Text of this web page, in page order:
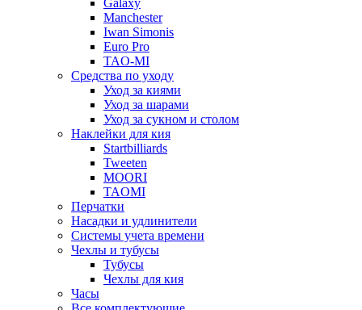
Galaxy
Manchester
Iwan Simonis
Euro Pro
TAO-MI
Средства по уходу
Уход за киями
Уход за шарами
Уход за сукном и столом
Наклейки для кия
Startbilliards
Tweeten
MOORI
TAOMI
Перчатки
Насадки и удлинители
Системы учета времени
Чехлы и тубусы
Тубусы
Чехлы для кия
Часы